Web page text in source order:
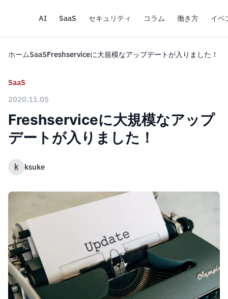
AI SaaS セキュリティ コラム 働き方 イベ
ホームSaaSFreshserviceに大規模なアップデートが入りました！
SaaS
2020.11.05
Freshserviceに大規模なアップ
デートが入りました！
k ksuke